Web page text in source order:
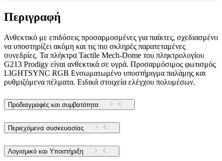
Περιγραφή
Ανθεκτικό με επιδόσεις προσαρμοσμένες για παίκτες, σχεδιασμένο
να υποστηρίζει ακόμη και τις πιο σκληρές παρατεταμένες
συνεδρίες. Τα πλήκτρα Tactile Mech-Dome του πληκτρολογίου
G213 Prodigy είναι ανθεκτικά σε υγρά. Προσαρμόσιμος φωτισμός
LIGHTSYNC RGB Ενσωματωμένο υποστήριγμα παλάμης και
ρυθμιζόμενα πέλματα. Ειδικά στοιχεία ελέγχου πολυμέσων.
Προδιαγραφές και συμβατότητα
Περιεχόμενα συσκευασίας
Λογισμικό και Υποστήριξη